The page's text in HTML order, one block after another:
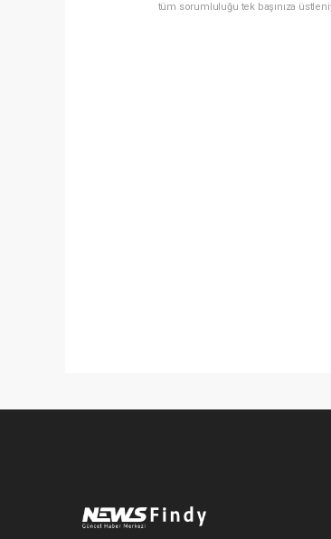
tüm sorumluluğu tek başınıza